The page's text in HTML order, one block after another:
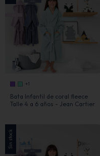
+1
Bata Infantil de coral fleece
Talle 4 a 6 años - Jean Cartier
Sin stock